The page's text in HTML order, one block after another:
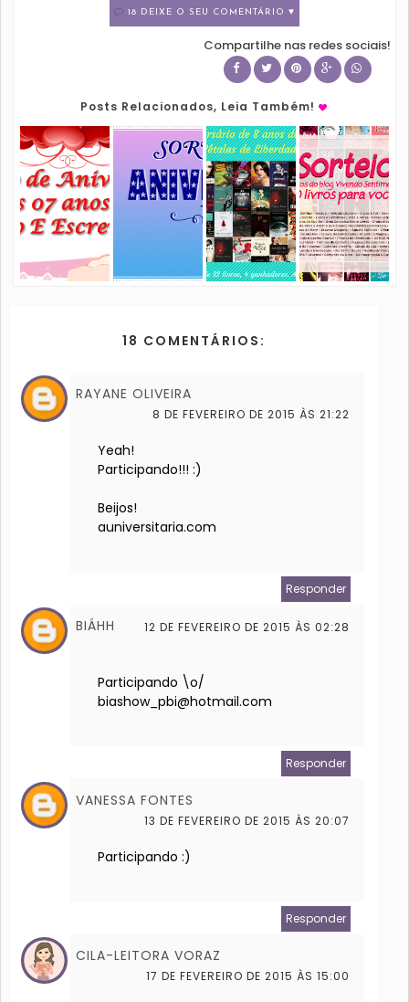
18 DEIXE O SEU COMENTÁRIO ♥
Compartilhe nas redes sociais!
Posts Relacionados, Leia Também!
18 COMENTÁRIOS:
RAYANE OLIVEIRA
8 DE FEVEREIRO DE 2015 ÀS 21:22
Yeah!
Participando!!! :)
Beijos!
auniversitaria.com
Responder
BIÁHH 12 DE FEVEREIRO DE 2015 ÀS 02:28
Participando \o/
biashow_pbi@hotmail.com
Responder
VANESSA FONTES
13 DE FEVEREIRO DE 2015 ÀS 20:07
Participando :)
Responder
CILA-LEITORA VORAZ
17 DE FEVEREIRO DE 2015 ÀS 15:00